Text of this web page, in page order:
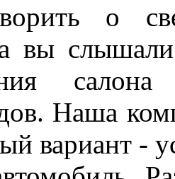
о
вы
Наша
вариант -